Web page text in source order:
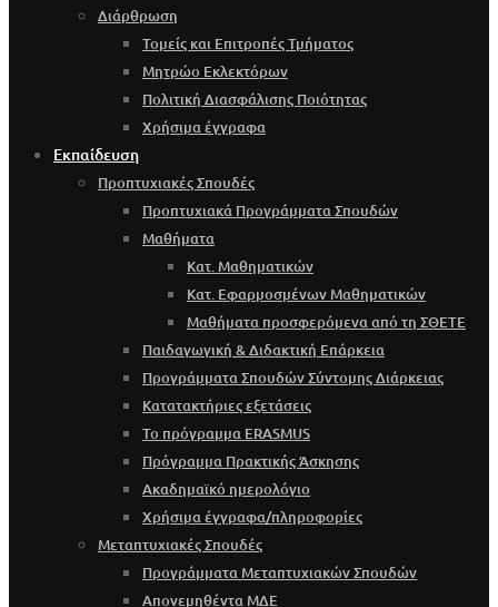
Διάρθρωση
Τομείς και Επιτροπές Τμήματος
Μητρώο Εκλεκτόρων
Πολιτική Διασφάλισης Ποιότητας
Χρήσιμα έγγραφα
Εκπαίδευση
Προπτυχιακές Σπουδές
Προπτυχιακά Προγράμματα Σπουδών
Μαθήματα
Κατ. Μαθηματικών
Κατ. Εφαρμοσμένων Μαθηματικών
Μαθήματα προσφερόμενα από τη ΣΘΕΤΕ
Παιδαγωγική & Διδακτική Επάρκεια
Προγράμματα Σπουδών Σύντομης Διάρκειας
Κατατακτήριες εξετάσεις
Το πρόγραμμα ERASMUS
Πρόγραμμα Πρακτικής Άσκησης
Ακαδημαϊκό ημερολόγιο
Χρήσιμα έγγραφα/πληροφορίες
Μεταπτυχιακές Σπουδές
Προγράμματα Μεταπτυχιακών Σπουδών
Απονεμηθέντα ΜΔΕ